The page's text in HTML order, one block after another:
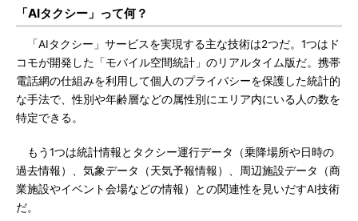
「AIタクシー」って何？
「AIタクシー」サービスを実現する主な技術は2つだ。1つはド
コモが開発した「モバイル空間統計」のリアルタイム版だ。携帯
電話網の仕組みを利用して個人のプライバシーを保護した統計的
な手法で、性別や年齢層などの属性別にエリア内にいる人の数を
特定できる。
もう1つは統計情報とタクシー運行データ（乗降場所や日時の
過去情報）、気象データ（天気予報情報）、周辺施設データ（商
業施設やイベント会場などの情報）との関連性を見いだすAI技術
だ。